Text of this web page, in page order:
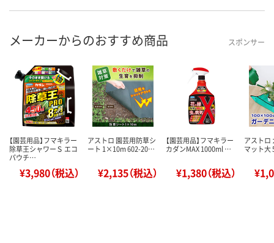
メーカーからのおすすめ商品 スポンサー
【園芸用品】フマキラー
除草王シャワーＳ エコ
パウチ…
¥3,980（税込）
アストロ 園芸用防草シ
ート 1×10m 602-20…
¥2,135（税込）
【園芸用品】フマキラー
カダンMAX 1000ml …
¥1,380（税込）
アストロ
マット大